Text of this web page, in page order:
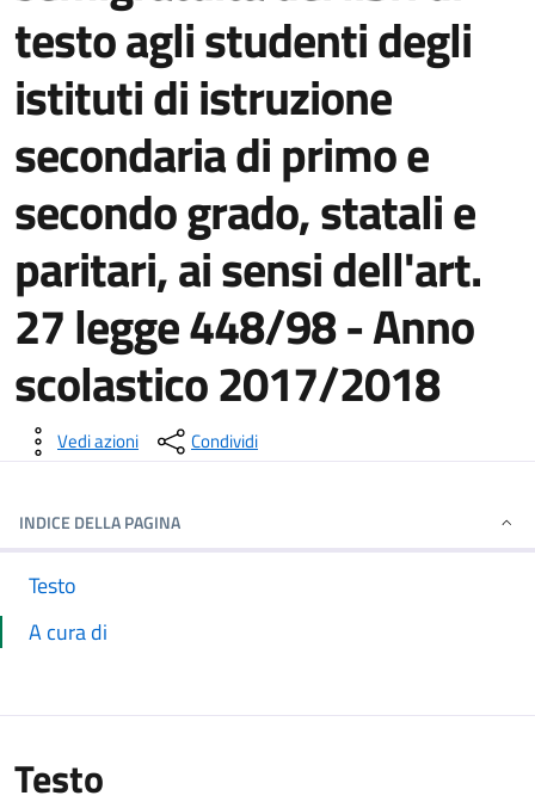
testo agli studenti degli
istituti di istruzione
secondaria di primo e
secondo grado, statali e
paritari, ai sensi dell'art.
27 legge 448/98 - Anno
scolastico 2017/2018
Dettagli della notizia
Vedi azioni Condividi
INDICE DELLA PAGINA
Testo
A cura di
Testo